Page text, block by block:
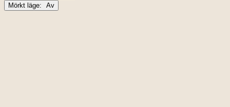
Mörkt läge: